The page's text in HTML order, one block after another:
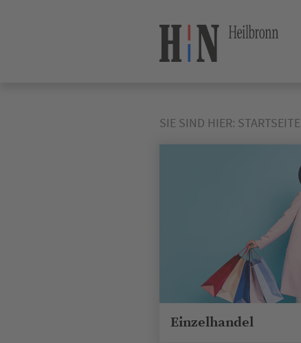
SIE SIND HIER: STARTSEITE
Einzelhandel